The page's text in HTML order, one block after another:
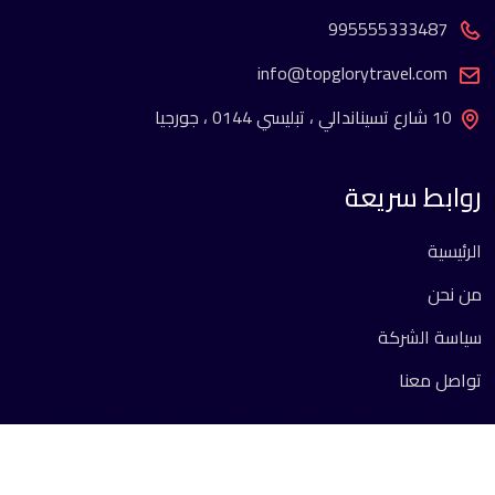
995555333487
info@topglorytravel.com
10 شارع تسيناندالي ، تبليسي 0144 ، جورجيا
روابط سريعة
الرئيسية
من نحن
سياسة الشركة
تواصل معنا